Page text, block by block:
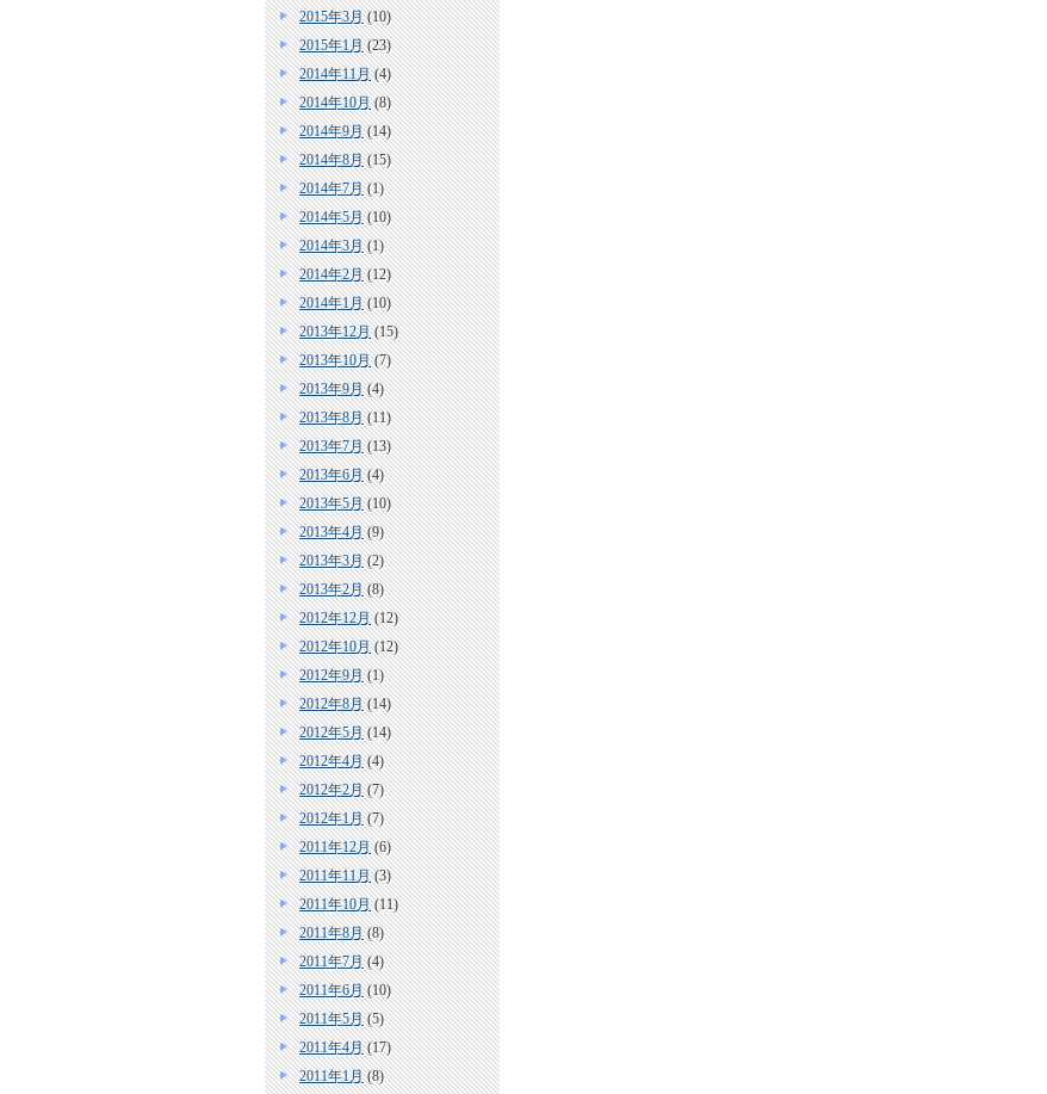
2015年3月(10)
2015年1月(23)
2014年11月(4)
2014年10月(8)
2014年9月(14)
2014年8月(15)
2014年7月(1)
2014年5月(10)
2014年3月(1)
2014年2月(12)
2014年1月(10)
2013年12月(15)
2013年10月(7)
2013年9月(4)
2013年8月(11)
2013年7月(13)
2013年6月(4)
2013年5月(10)
2013年4月(9)
2013年3月(2)
2013年2月(8)
2012年12月(12)
2012年10月(12)
2012年9月(1)
2012年8月(14)
2012年5月(14)
2012年4月(4)
2012年2月(7)
2012年1月(7)
2011年12月(6)
2011年11月(3)
2011年10月(11)
2011年8月(8)
2011年7月(4)
2011年6月(10)
2011年5月(5)
2011年4月(17)
2011年1月(8)